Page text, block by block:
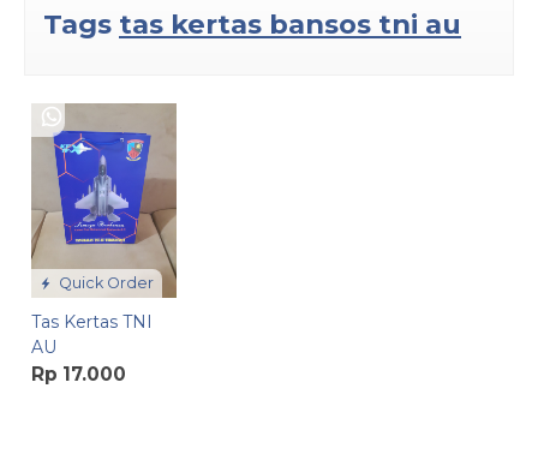
Tags tas kertas bansos tni au
Quick Order
Tas Kertas TNI
AU
Rp 17.000